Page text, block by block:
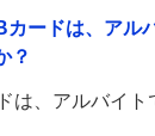
ードは、アル
？
は、アルバイト